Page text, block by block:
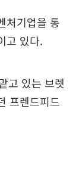
처기업을 통
고 있다.
고 있는 브렛
프렌드피드